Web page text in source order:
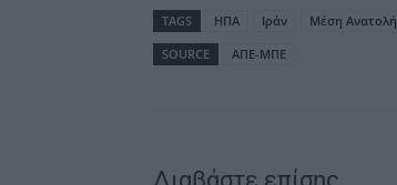
TAGS ΗΠΑ Ιράν Μέση Ανατολή
SOURCE
ΑΠΕ-ΜΠΕ